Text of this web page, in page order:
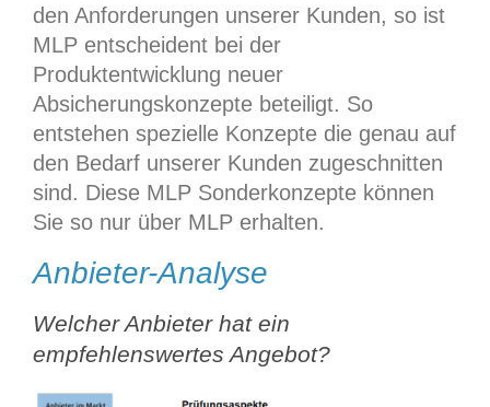
den Anforderungen unserer Kunden, so ist
MLP entscheident bei der
Produktentwicklung neuer
Absicherungskonzepte beteiligt. So
entstehen spezielle Konzepte die genau auf
den Bedarf unserer Kunden zugeschnitten
sind. Diese MLP Sonderkonzepte können
Sie so nur über MLP erhalten.
Anbieter-Analyse
Welcher Anbieter hat ein
empfehlenswertes Angebot?